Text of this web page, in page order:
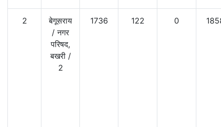
2
बेगूसराय
/नगर
परिषद,
बखरी /
2
1736 122 0